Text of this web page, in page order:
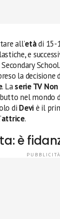
all’etàdi 15-
e
la decisione
. Laserie TV
nel mondo
di Deviè il
attrice.
è